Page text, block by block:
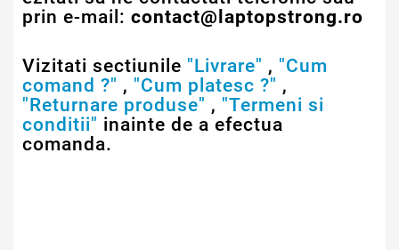
prin e-mail: contact@laptopstrong.ro
Vizitati sectiunile "Livrare" , "Cum
comand ?" , "Cum platesc ?" ,
"Returnare produse" , "Termeni si
conditii" inainte de a efectua
comanda.